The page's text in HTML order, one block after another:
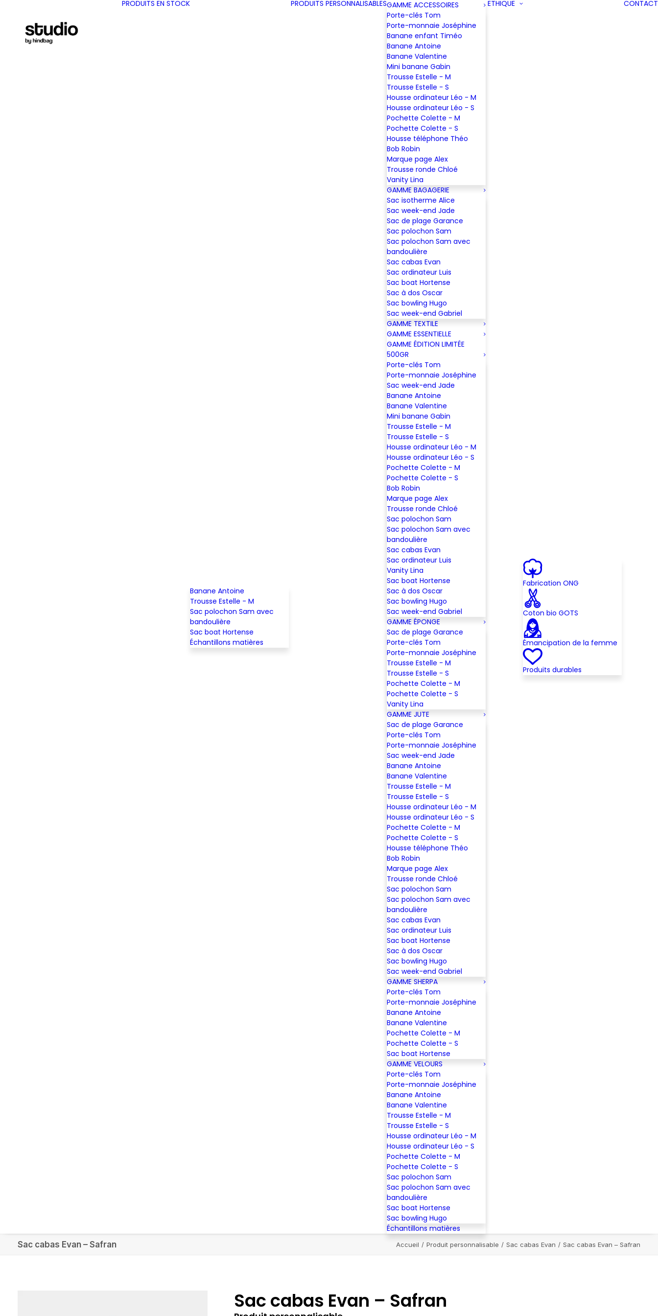
PRODUITS EN STOCK
Banane Antoine
Trousse Estelle - M
Sac polochon Sam avec
bandoulière
Sac boat Hortense
Échantillons matières
PRODUITS PERSONNALISABLESGAMME ACCESSOIRES
Porte-clés Tom
Porte-monnaie Joséphine
Banane enfant Timéo
Banane Antoine
Banane Valentine
Mini banane Gabin
Trousse Estelle - M
Trousse Estelle - S
Housse ordinateur Léo - M
Housse ordinateur Léo - S
Pochette Colette - M
Pochette Colette - S
Housse téléphone Théo
Bob Robin
Marque page Alex
Trousse ronde Chloé
Vanity Lina
GAMME BAGAGERIE
Sac isotherme Alice
Sac week-end Jade
Sac de plage Garance
Sac polochon Sam
Sac polochon Sam avec
bandoulière
Sac cabas Evan
Sac ordinateur Luis
Sac boat Hortense
Sac à dos Oscar
Sac bowling Hugo
Sac week-end Gabriel
GAMME TEXTILE
GAMME ESSENTIELLE
GAMME ÉDITION LIMITÉE
500GR
Porte-clés Tom
Porte-monnaie Joséphine
Sac week-end Jade
Banane Antoine
Banane Valentine
Mini banane Gabin
Trousse Estelle - M
Trousse Estelle - S
Housse ordinateur Léo - M
Housse ordinateur Léo - S
Pochette Colette - M
Pochette Colette - S
Bob Robin
Marque page Alex
Trousse ronde Chloé
Sac polochon Sam
Sac polochon Sam avec
bandoulière
Sac cabas Evan
Sac ordinateur Luis
Vanity Lina
Sac boat Hortense
Sac à dos Oscar
Sac bowling Hugo
Sac week-end Gabriel
GAMME ÉPONGE
Sac de plage Garance
Porte-clés Tom
Porte-monnaie Joséphine
Trousse Estelle - M
Trousse Estelle - S
Pochette Colette - M
Pochette Colette - S
Vanity Lina
GAMME JUTE
Sac de plage Garance
Porte-clés Tom
Porte-monnaie Joséphine
Sac week-end Jade
Banane Antoine
Banane Valentine
Trousse Estelle - M
Trousse Estelle - S
Housse ordinateur Léo - M
Housse ordinateur Léo - S
Pochette Colette - M
Pochette Colette - S
Housse téléphone Théo
Bob Robin
Marque page Alex
Trousse ronde Chloé
Sac polochon Sam
Sac polochon Sam avec
bandoulière
Sac cabas Evan
Sac ordinateur Luis
Sac boat Hortense
Sac à dos Oscar
Sac bowling Hugo
Sac week-end Gabriel
GAMME SHERPA
Porte-clés Tom
Porte-monnaie Joséphine
Banane Antoine
Banane Valentine
Pochette Colette - M
Pochette Colette - S
Sac boat Hortense
GAMME VELOURS
Porte-clés Tom
Porte-monnaie Joséphine
Banane Antoine
Banane Valentine
Trousse Estelle - M
Trousse Estelle - S
Housse ordinateur Léo - M
Housse ordinateur Léo - S
Pochette Colette - M
Pochette Colette - S
Sac polochon Sam
Sac polochon Sam avec
bandoulière
Sac boat Hortense
Sac bowling Hugo
Échantillons matières
ETHIQUE
Fabrication ONG
Coton bio GOTS
Émancipation de la femme
Produits durables
CONTACT
Sac cabas Evan – Safran Accueil Produit personnalisable Sac cabas Evan Sac cabas Evan – Safran
Sac cabas Evan – Safran